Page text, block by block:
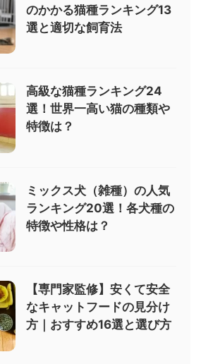
のかかる猫種ランキング13
選と適切な飼育法
高級な猫種ランキング24
選！世界一高い猫の種類や
特徴は？
ミックス犬（雑種）の人気
ランキング20選！各犬種の
特徴や性格は？
【専門家監修】安くて安全
なキャットフードの見分け
方｜おすすめ16選と選び方